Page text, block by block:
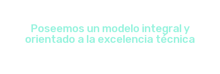
Poseemos un modelo integral y
orientado a la excelencia técnica